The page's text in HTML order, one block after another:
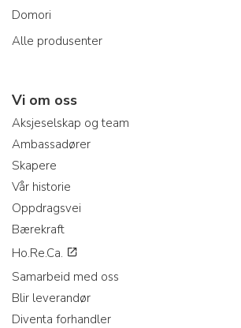
Domori
Alle produsenter
Vi om oss
Aksjeselskap og team
Ambassadører
Skapere
Vår historie
Oppdragsvei
Bærekraft
Ho.Re.Ca.
Samarbeid med oss
Blir leverandør
Diventa forhandler